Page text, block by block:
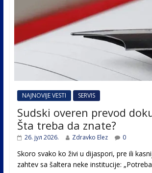
NAJNOVIJE VESTI SERVIS
Sudski overen prevod
Šta treba da znate?
26. јул 2026. Zdravko Elez 0
Skoro svako ko živi u dijaspori, pre ili
zahtev sa šaltera neke institucije: